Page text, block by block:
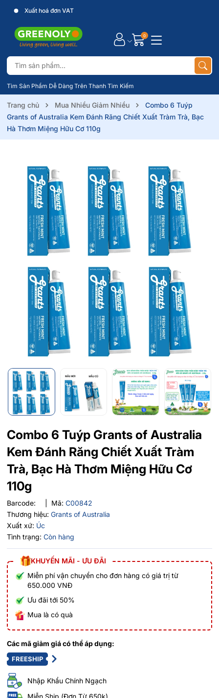
Xuất hoá đơn VAT
Tìm Sản Phẩm Dễ Dàng Trên Thanh Tìm Kiếm
0
Trang chủ Mua Nhiều Giảm Nhiều
Combo 6 Tuýp
Grants of Australia Kem Đánh Răng Chiết Xuất Tràm Trà, Bạc
Hà Thơm Miệng Hữu Cơ 110g
Combo 6 Tuýp Grants of Australia
Kem Đánh Răng Chiết Xuất Tràm
Trà, Bạc Hà Thơm Miệng Hữu Cơ
110g
Barcode: Mã: C00842
Thương hiệu: Grants of Australia
Xuất xứ: Úc
Tình trạng: Còn hàng
KHUYẾN MÃI - ƯU ĐÃI
Miễn phí vận chuyển cho đơn hàng có giá trị từ
650.000 VNĐ
Ưu đãi tới 50%
Mua là có quà
Các mã giảm giá có thể áp dụng:
FREESHIP
Nhập Khẩu Chính Ngạch
Miễn Ship (Đơn Từ 650k)